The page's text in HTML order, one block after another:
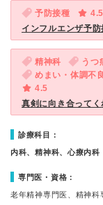
予防接種
4.5
インフルエンザ予防
精神科
うつ
4.5
真剣に向き合って
診療科目：
内科、精神科、心療内科
専門医・資格：
老年精神専門医、精神科